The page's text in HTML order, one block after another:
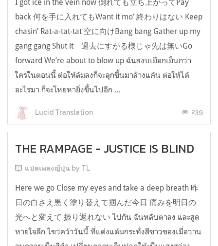
I got ice in the vein now 倒れても立ち上がってPay
back 何を手に入れてもWant it mo’ 終わりはない Keep
chasin’ Rat-a-tat-tat 空に向けBang bang Gather up my
gang gang Shut it 過去にすがる様じゃ先は無いGo
forward We’re about to blow up ฉันสงบเยือกเย็นกว่า
ใครในตอนนี้ ต่อให้ล้มลงก็จะลุกขึ้นมาล้างแค้น ต่อให้ได้
อะไรมา ก็จะโหยหายิ่งขึ้นไปอีก ...
Lucid Translation 239
THE RAMPAGE - JUSTICE IS BLIND
แปลเพลงญี่ปุ่น by TL
Here we go Close my eyes and take a deep breath 昨
日の白さえ黒く塗り替えて掴んだ今日 痛みを明日の
光へと変えて 振り返れない ไปกัน ฉันหลับตาลง และสูด
หายใจลึก ไขว่คว้าวันนี้ ที่แต่งแต้มกระทั่งสีขาวของเมื่อวาน